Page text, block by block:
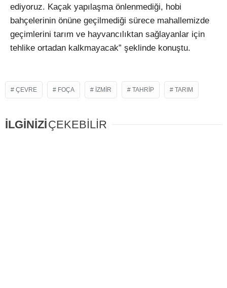
ediyoruz. Kaçak yapılaşma önlenmediği, hobi
bahçelerinin önüne geçilmediği sürece mahallemizde
geçimlerini tarım ve hayvancılıktan sağlayanlar için
tehlike ortadan kalkmayacak” şeklinde konuştu.
ÇEVRE FOÇA IZMIR TAHRIP TARIM
İLGİNİZİÇEKEBİLİR